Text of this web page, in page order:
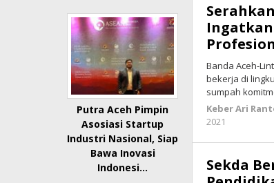
Putra Aceh Pimpin
Asosiasi Startup
Industri Nasional, Siap
Bawa Inovasi
Indonesi…
Banda Aceh-
bekerja di
sumpah
Keber Ari
2021
Sekda